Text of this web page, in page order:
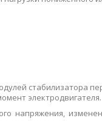
стабилизатора
электродвигателя.
напряжения,